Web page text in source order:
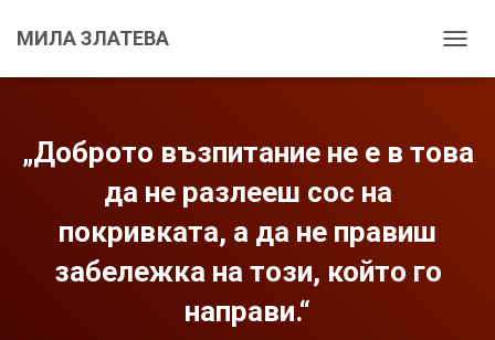
МИЛА ЗЛАТЕВА
Г
Н
„Доброто възпитание не е в това
да не разлееш сос на
покривката, а да не правиш
забележка на този, който го
направи.“